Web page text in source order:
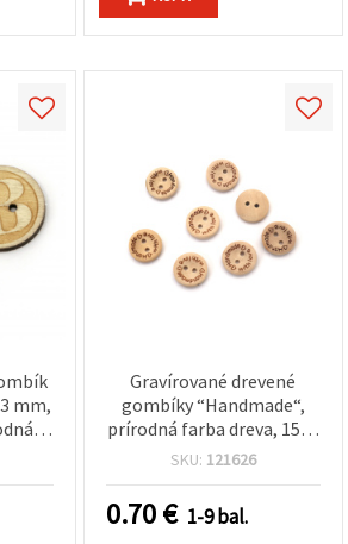
mm,
Gravírované drevené
gombíky “Handmade“,
prírodná farba dreva, 15x4
mm, dierka 2 mm - 20 ks
SKU: 121626
0.70€ 1-9 bal.